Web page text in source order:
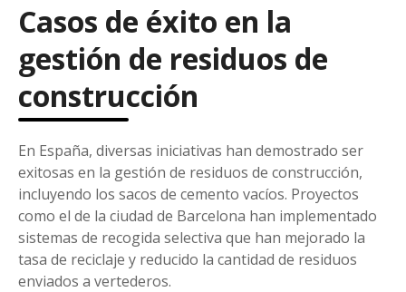
Casos de éxito en la
gestión de residuos de
construcción
En España, diversas iniciativas han demostrado ser
exitosas en la gestión de residuos de construcción,
incluyendo los sacos de cemento vacíos. Proyectos
como el de la ciudad de Barcelona han implementado
sistemas de recogida selectiva que han mejorado la
tasa de reciclaje y reducido la cantidad de residuos
enviados a vertederos.